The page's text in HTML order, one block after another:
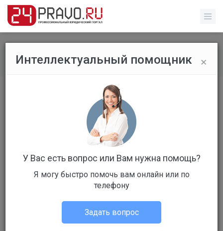
Все вопросы / Прочее
разрешение на строительство
Вопрос уже решен
×
Интеллектуальный помощник
У Вас есть вопрос или Вам нужна помощь?
Я могу быстро помочь вам онлайн или по
телефону
Задать вопрос